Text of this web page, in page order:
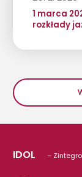
1 marca
rozkłady
IDOL –